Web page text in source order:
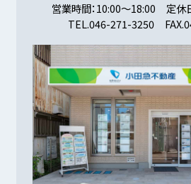
営業時間 10:00～18:00 定休
TEL.046-271-3250 FAX.